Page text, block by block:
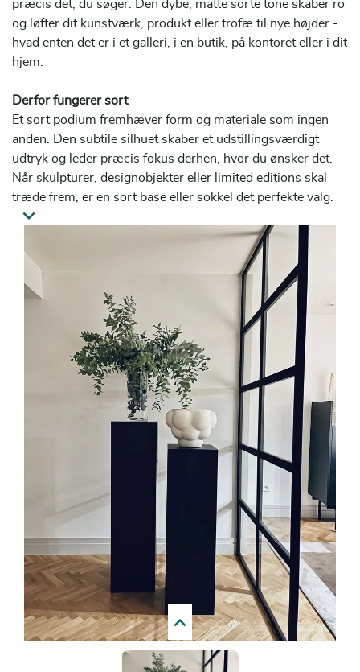
præcis det, du søger. Den dybe, matte sorte tone skaber ro
og løfter dit kunstværk, produkt eller trofæ til nye højder -
hvad enten det er i et galleri, i en butik, på kontoret eller i dit
hjem.
Derfor fungerer sort
Et sort podium fremhæver form og materiale som ingen
anden. Den subtile silhuet skaber et udstillingsværdigt
udtryk og leder præcis fokus derhen, hvor du ønsker det.
Når skulpturer, designobjekter eller limited editions skal
træde frem, er en sort base eller sokkel det perfekte valg.
Det giver dit objekt den opmærksomhed, det fortjener.
Smuk og langtidsholdbar finish
Vores sorte podier er fremstillet i MDF med en mat,
slidstærk kunststofoverflade af højeste kvalitet. Denne
finish er ridsefast, farvebestandig og giver podiet perfekte
hjørner samt en professionel look. Vi leverer som standard
sorte podier i RAL 9005 (dybsort). Når du anvender podiet
med omtanke, er risikoen for skader minimal. De sorte
podier er fremstillet med fokus på langvarig skønhed.
Bunden på vores podier forsynes med et robust,
specialfremstillet lag filt med en tykkelse på 4 mm. Det
sørger for ekstra beskyttelse af podiets bund og dit gulv.
Specialfremstillet efter dine ønsker - i både form og
Let med overraskende styrke - bæreevne på op til 100 kg -
kan leveres i mange størrelser. Vi har standardstørrelser på
lager og leverer desuden specialfremstillede sorte podier
helt efter dine ønsker. Høj, lav, slank eller bred - sort søjle
eller sort kube - du vælger selv størrelse og form, så det
passer til din præsentation.
Next